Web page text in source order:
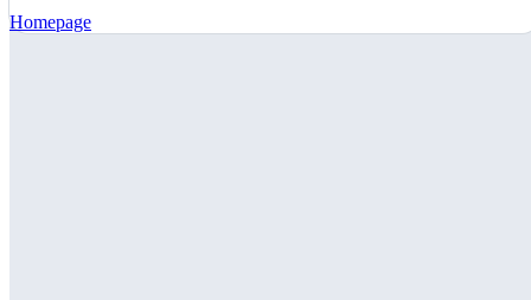
Homepage